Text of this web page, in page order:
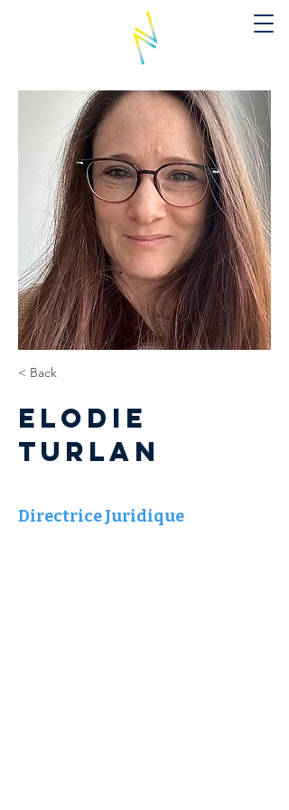
< Back
Elodie
TURLAN
Directrice Juridique